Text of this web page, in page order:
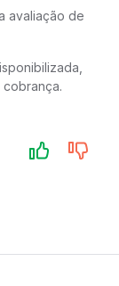
avaliação de